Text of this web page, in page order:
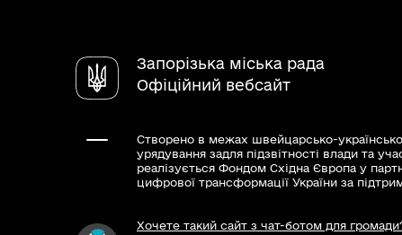
Запорізька міська рада
Офіційний вебсайт
Створено в межах швейцарсько-
урядування задля підзвітності влади та
реалізується Фондом Східна Європа у
цифрової трансформації України за
Хочете такий сайт з чат-ботом для